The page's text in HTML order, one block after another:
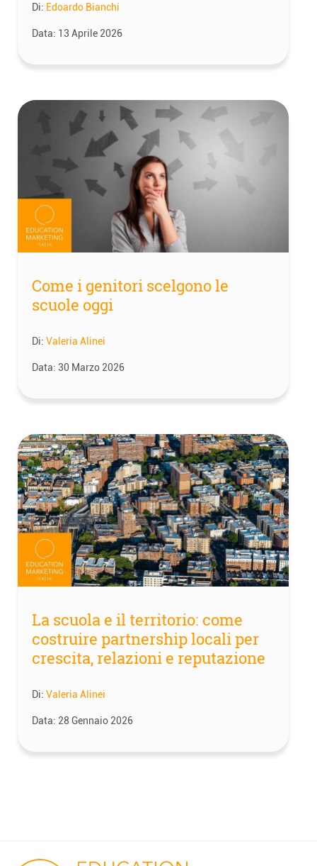
Di: Edoardo Bianchi
Data: 13 Aprile 2026
Come i genitori scelgono le
scuole oggi
Di: Valeria Alinei
Data: 30 Marzo 2026
La scuola e il territorio: come
costruire partnership locali per
crescita, relazioni e reputazione
Di: Valeria Alinei
Data: 28 Gennaio 2026